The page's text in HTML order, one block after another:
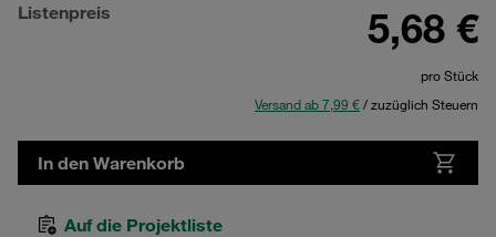
Listenpreis 5,68 €
pro Stück
Versand ab 7,99 €/ zuzüglich Steuern
In den Warenkorb
Auf die Projektliste